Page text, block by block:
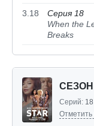
3.18
Серия 18
When the
Breaks
СЕЗОН
Серий: 18
Отметить